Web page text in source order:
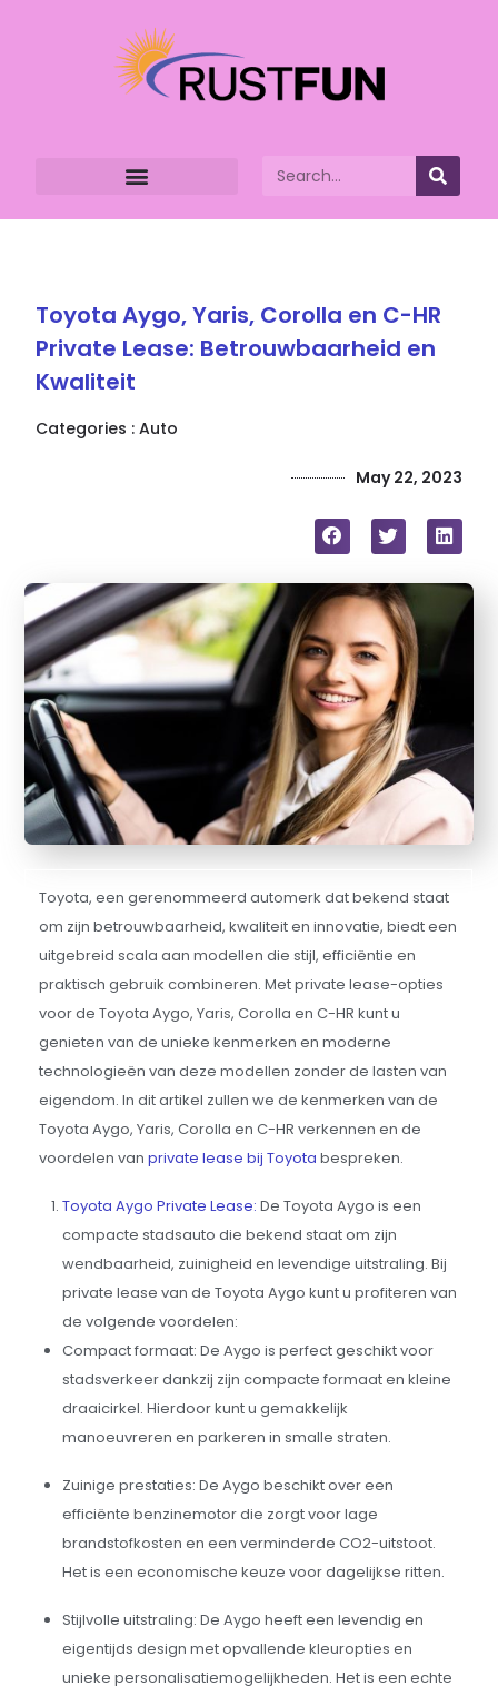
Toyota Aygo, Yaris, Corolla en C-HR
Private Lease: Betrouwbaarheid en
Kwaliteit
Categories : Auto
May 22, 2023
Toyota, een gerenommeerd automerk dat bekend staat
om zijn betrouwbaarheid, kwaliteit en innovatie, biedt een
uitgebreid scala aan modellen die stijl, efficiëntie en
praktisch gebruik combineren. Met private lease-opties
voor de Toyota Aygo, Yaris, Corolla en C-HR kunt u
genieten van de unieke kenmerken en moderne
technologieën van deze modellen zonder de lasten van
eigendom. In dit artikel zullen we de kenmerken van de
Toyota Aygo, Yaris, Corolla en C-HR verkennen en de
voordelen vanprivate lease bij Toyotabespreken.
Toyota Aygo Private Lease: De Toyota Aygo is een
compacte stadsauto die bekend staat om zijn
wendbaarheid, zuinigheid en levendige uitstraling. Bij
private lease van de Toyota Aygo kunt u profiteren van
de volgende voordelen:
Compact formaat: De Aygo is perfect geschikt voor
stadsverkeer dankzij zijn compacte formaat en kleine
draaicirkel. Hierdoor kunt u gemakkelijk
manoeuvreren en parkeren in smalle straten.
Zuinige prestaties: De Aygo beschikt over een
efficiënte benzinemotor die zorgt voor lage
brandstofkosten en een verminderde CO2-uitstoot.
Het is een economische keuze voor dagelijkse ritten.
Stijlvolle uitstraling: De Aygo heeft een levendig en
eigentijds design met opvallende kleuropties en
unieke personalisatiemogelijkheden. Het is een echte